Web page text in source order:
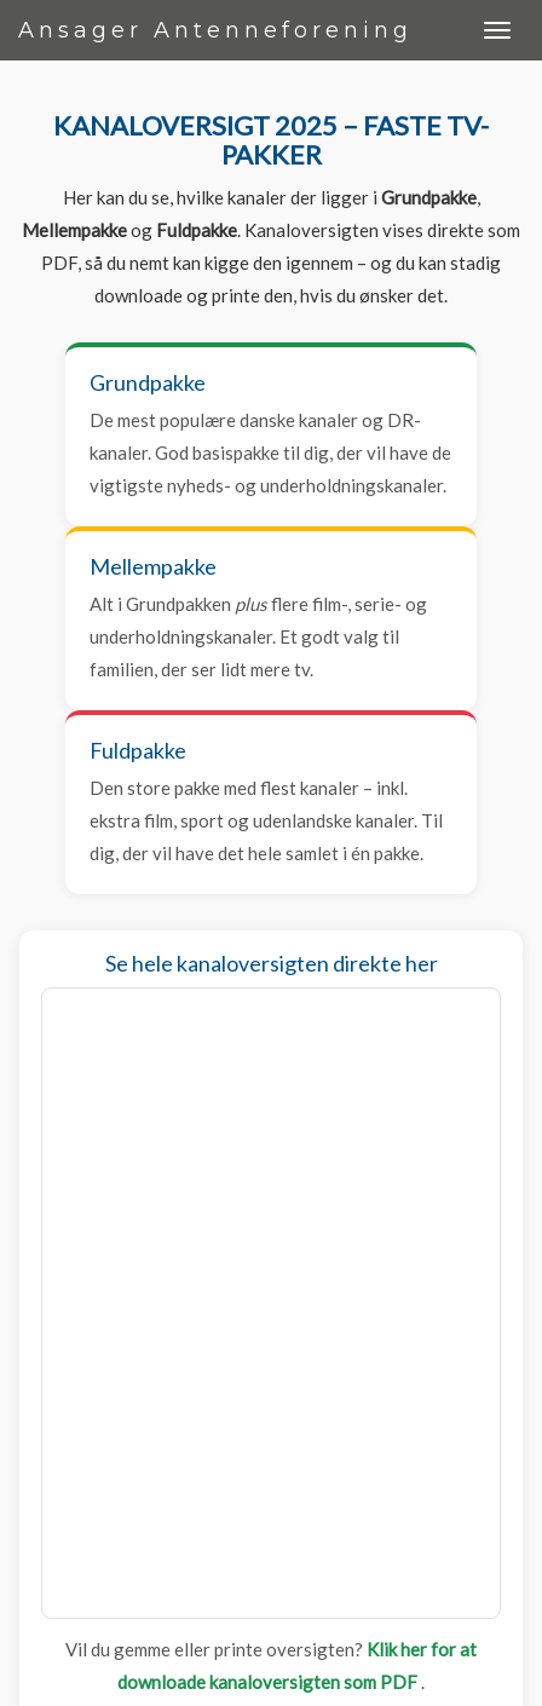
Ansager Antenneforening
KANALOVERSIGT 2025 – FASTE TV-
PAKKER
Her kan du se, hvilke kanaler der ligger i Grundpakke,
Mellempakkeog Fuldpakke. Kanaloversigten vises direkte som
PDF, så du nemt kan kigge den igennem – og du kan stadig
downloade og printe den, hvis du ønsker det.
Grundpakke
De mest populære danske kanaler og DR-
kanaler. God basispakke til dig, der vil have de
vigtigste nyheds- og underholdningskanaler.
Mellempakke
Alt i Grundpakken plusflere film-, serie- og
underholdningskanaler. Et godt valg til
familien, der ser lidt mere tv.
Fuldpakke
Den store pakke med flest kanaler – inkl.
ekstra film, sport og udenlandske kanaler. Til
dig, der vil have det hele samlet i én pakke.
Se hele kanaloversigten direkte her
Vil du gemme eller printe oversigten? Klik her for at
downloade kanaloversigten som PDF.